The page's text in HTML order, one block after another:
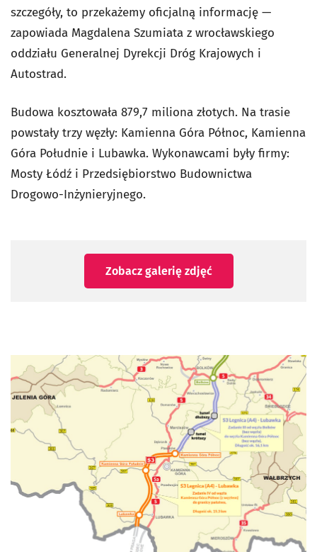
szczegóły, to przekażemy oficjalną informację —
zapowiada Magdalena Szumiata z wrocławskiego
oddziału Generalnej Dyrekcji Dróg Krajowych i
Autostrad.
Budowa kosztowała 879,7 miliona złotych. Na trasie
powstały trzy węzły: Kamienna Góra Północ, Kamienna
Góra Południe i Lubawka. Wykonawcami były firmy:
Mosty Łódź i Przedsiębiorstwo Budownictwa
Drogowo-Inżynieryjnego.
Zobacz galerię zdjęć